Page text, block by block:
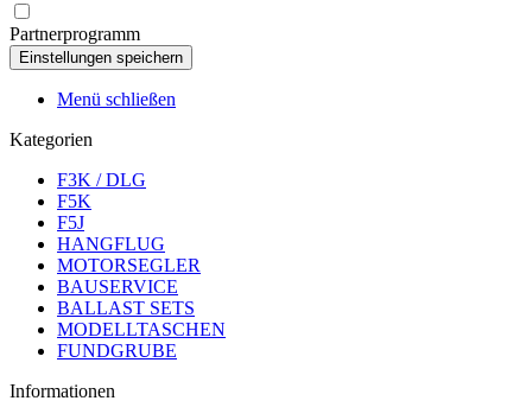
Partnerprogramm
Menü schließen
Kategorien
F3K / DLG
F5K
F5J
HANGFLUG
MOTORSEGLER
BAUSERVICE
BALLAST SETS
MODELLTASCHEN
FUNDGRUBE
Informationen